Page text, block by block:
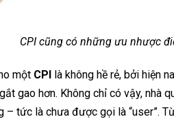
CPI cũng có những ưu nhược
một CPI là không hề rẻ, bởi hiện
gao hơn. Không chỉ có vậy,
tức là chưa được gọi là “user”.